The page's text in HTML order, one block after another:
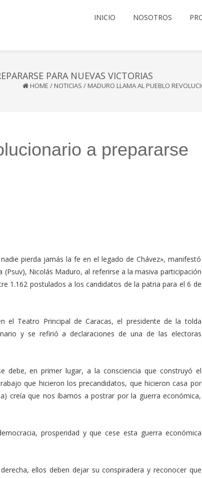
INICIO NOSOTROS
PARA NUEVAS VICTORIAS
HOME / NOTICIAS / MADURO LLAMA AL PUEBLO
a prepararse
pierda jamás la fe en el legado de Chávez», manifestó
Nicolás Maduro, al referirse a la masiva participación
1.162 postulados a los candidatos de la patria para el 6 de
el Teatro Principal de Caracas, el presidente de la tolda
y se refirió a declaraciones de una de las electoras
debe, en primer lugar, a la consciencia que construyó el
que hicieron los precandidatos, que hicieron casa por
creía que nos íbamos a postrar por la guerra económica,
prosperidad y que cese esta guerra económica
ellos deben dejar su conspiradera y reconocer que